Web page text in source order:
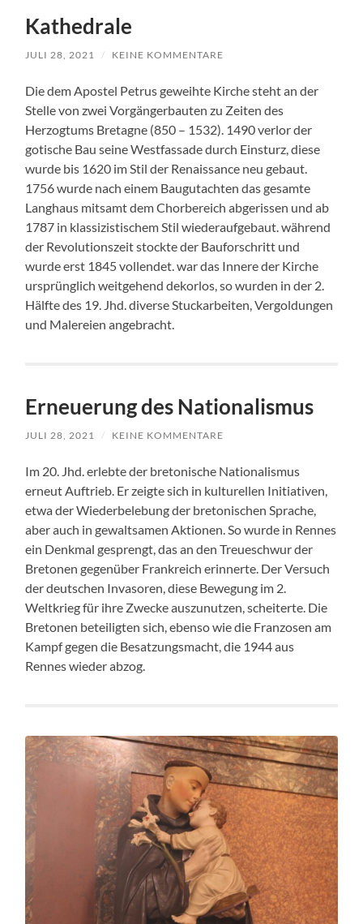
Kathedrale
JULI 28, 2021 / KEINE KOMMENTARE
Die dem Apostel Petrus geweihte Kirche steht an der
Stelle von zwei Vorgängerbauten zu Zeiten des
Herzogtums Bretagne (850 – 1532). 1490 verlor der
gotische Bau seine Westfassade durch Einsturz, diese
wurde bis 1620 im Stil der Renaissance neu gebaut.
1756 wurde nach einem Baugutachten das gesamte
Langhaus mitsamt dem Chorbereich abgerissen und ab
1787 in klassizistischem Stil wiederaufgebaut. während
der Revolutionszeit stockte der Bauforschritt und
wurde erst 1845 vollendet. war das Innere der Kirche
ursprünglich weitgehend dekorlos, so wurden in der 2.
Hälfte des 19. Jhd. diverse Stuckarbeiten, Vergoldungen
und Malereien angebracht.
Erneuerung des Nationalismus
JULI 28, 2021 / KEINE KOMMENTARE
Im 20. Jhd. erlebte der bretonische Nationalismus
erneut Auftrieb. Er zeigte sich in kulturellen Initiativen,
etwa der Wiederbelebung der bretonischen Sprache,
aber auch in gewaltsamen Aktionen. So wurde in Rennes
ein Denkmal gesprengt, das an den Treueschwur der
Bretonen gegenüber Frankreich erinnerte. Der Versuch
der deutschen Invasoren, diese Bewegung im 2.
Weltkrieg für ihre Zwecke auszunutzen, scheiterte. Die
Bretonen beteiligten sich, ebenso wie die Franzosen am
Kampf gegen die Besatzungsmacht, die 1944 aus
Rennes wieder abzog.